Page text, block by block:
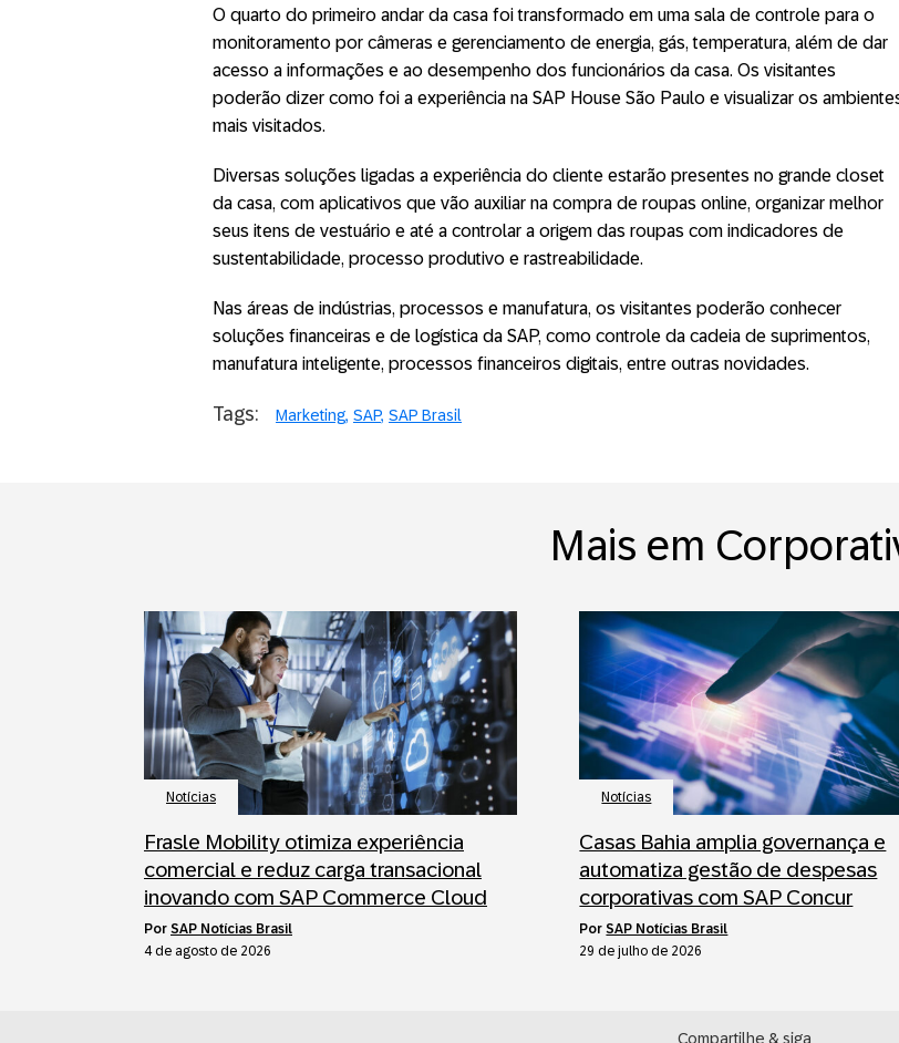
O quarto do primeiro andar da casa foi transformado em uma sala de controle para o
monitoramento por câmeras e gerenciamento de energia, gás, temperatura, além de dar
acesso a informações e ao desempenho dos funcionários da casa. Os visitantes
poderão dizer como foi a experiência na SAP House São Paulo e visualizar os
mais visitados.
Diversas soluções ligadas a experiência do cliente estarão presentes no grande closet
da casa, com aplicativos que vão auxiliar na compra de roupas online, organizar melhor
seus itens de vestuário e até a controlar a origem das roupas com indicadores de
sustentabilidade, processo produtivo e rastreabilidade.
Nas áreas de indústrias, processos e manufatura, os visitantes poderão conhecer
soluções financeiras e de logística da SAP, como controle da cadeia de suprimentos,
manufatura inteligente, processos financeiros digitais, entre outras novidades.
Tags: Marketing SAP SAP Brasil
Mais em
Notícias
Frasle Mobility otimiza experiência
comercial e reduz carga transacional
inovando com SAP Commerce Cloud
por SAP Notícias Brasil
4 de agosto de 2026
Notícias
Casas Bahia amplia governança e
automatiza gestão de despesas
corporativas com SAP Concur
porSAP Notícias Brasil
29 de julho de 2026
Compartilhe & siga